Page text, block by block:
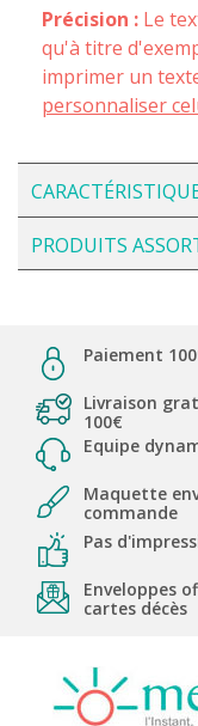
Précision : Le
qu'à titre
imprimer un
personnaliser
PRODUITS
Paiement
Livraison
100€
Equipe
Maquette
commande
Pas
Enveloppes
cartes décès